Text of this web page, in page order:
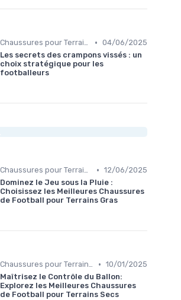
Chaussures pour Terrains Secs • 04/06/2025
Les secrets des crampons vissés : un
choix stratégique pour les
footballeurs
Chaussures pour Terrains Gras • 12/06/2025
Dominez le Jeu sous la Pluie :
Choisissez les Meilleures Chaussures
de Football pour Terrains Gras
Chaussures pour Terrains Secs • 10/01/2025
Maîtrisez le Contrôle du Ballon:
Explorez les Meilleures Chaussures
de Football pour Terrains Secs